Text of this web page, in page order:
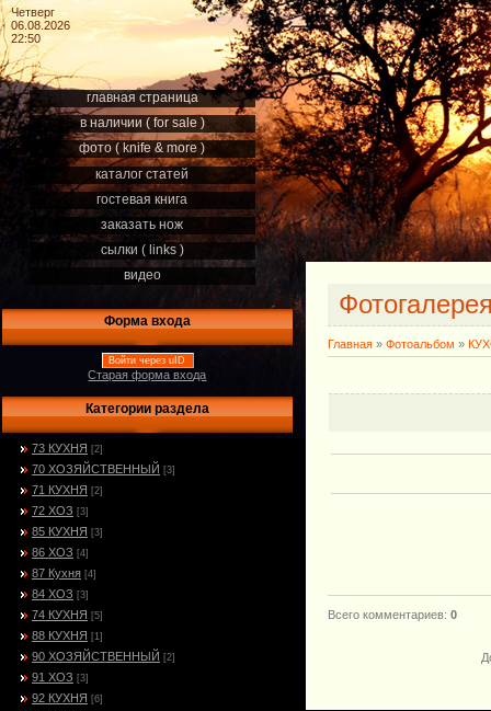
Четверг
06.08.2026
22:50
главная страница
в наличии ( for sale )
фото ( knife & more )
каталог статей
гостевая книга
заказать нож
сылки ( links )
видео
Форма входа
Войти через uID
Старая форма входа
Категории раздела
73 КУХНЯ [2]
70 ХОЗЯЙСТВЕННЫЙ [3]
71 КУХНЯ [2]
72 ХОЗ [3]
85 КУХНЯ [3]
86 ХОЗ [4]
87 Кухня [4]
84 ХОЗ [3]
74 КУХНЯ [5]
88 КУХНЯ [1]
90 ХОЗЯЙСТВЕННЫЙ [2]
91 ХОЗ [3]
92 КУХНЯ [6]
Главная » Фотоальбом »
Всего комментариев: 0